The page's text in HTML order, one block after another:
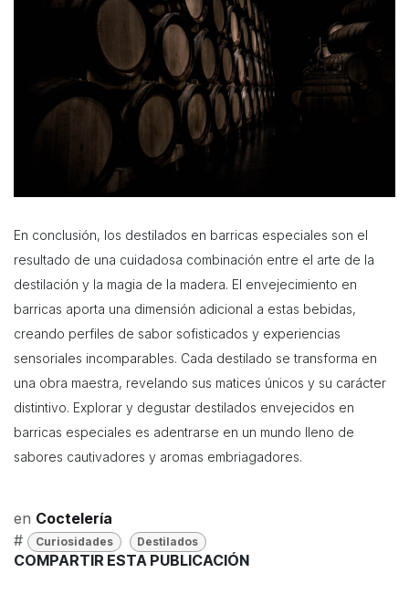
En conclusión, los destilados en barricas especiales son el
resultado de una cuidadosa combinación entre el arte de la
destilación y la magia de la madera. El envejecimiento en
barricas aporta una dimensión adicional a estas bebidas,
creando perfiles de sabor sofisticados y experiencias
sensoriales incomparables. Cada destilado se transforma en
una obra maestra, revelando sus matices únicos y su carácter
distintivo. Explorar y degustar destilados envejecidos en
barricas especiales es adentrarse en un mundo lleno de
sabores cautivadores y aromas embriagadores.
en Coctelería
#
Curiosidades Destilados
COMPARTIR ESTA PUBLICACIÓN